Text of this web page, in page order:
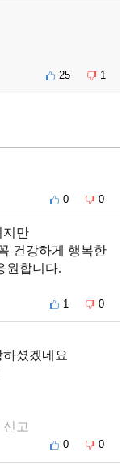
25 1
0 0
지만
건강하게 행복한
원합니다.
1 0
셨겠네요
신고
0 0